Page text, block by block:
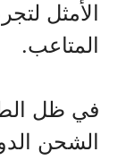
الأمثل
المتاعب.
في ظل
الشحن